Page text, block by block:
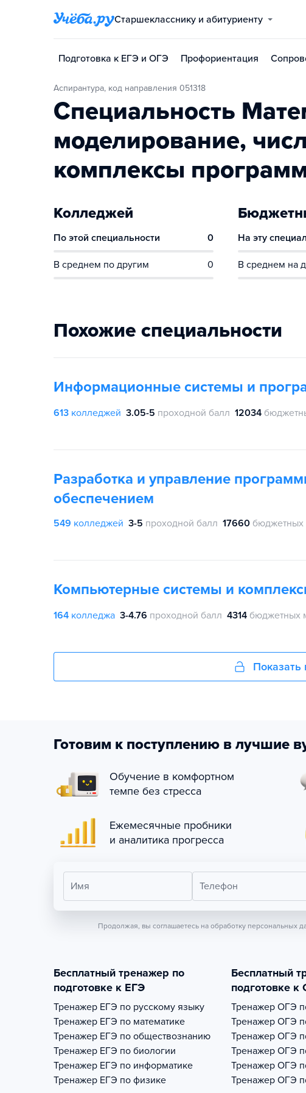
Старшекласснику и абитуриенту
Подготовка к ЕГЭ и ОГЭ Профориентация
Аспирантура, код направления 051318
Специальность
моделирование,
комплексы
Колледжей
По этой специальности 0
В среднем по другим 0
На эту
В среднем на
Похожие специальности
Информационные системы и
613 колледжей 3.05-5 проходной балл 12034
Разработка и управление
обеспечением
549 колледжей 3-5 проходной балл 17660 бюджетных
Компьютерные системы и
164 колледжа 3-4.76 проходной балл 4314 бюджетных
Показать
Готовим к поступлению в лучшие
Обучение в комфортном
темпе без стресса
Ежемесячные пробники
и аналитика прогресса
Имя Телефон
Продолжая, вы соглашаетесь на обработку персональных
Бесплатный тренажер по
подготовке к ЕГЭ
Тренажер ЕГЭ по русскому языку
Тренажер ЕГЭ по математике
Тренажер ЕГЭ по обществознанию
Тренажер ЕГЭ по биологии
Тренажер ЕГЭ по информатике
Тренажер ЕГЭ по физике
Бесплатный
подготовке к
Тренажер ОГЭ
Тренажер ОГЭ
Тренажер ОГЭ
Тренажер ОГЭ
Тренажер ОГЭ
Тренажер ОГЭ